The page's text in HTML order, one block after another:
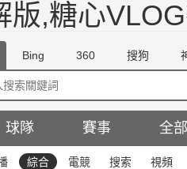
,糖心
Bing 360 搜狗
球隊 賽事 全
綜合 電競 搜索 視頻